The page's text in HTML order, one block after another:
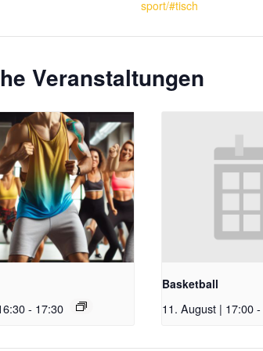
sport/#tisch
Veranstaltungen
- 17:30
Basketball
11. August | 17:00-